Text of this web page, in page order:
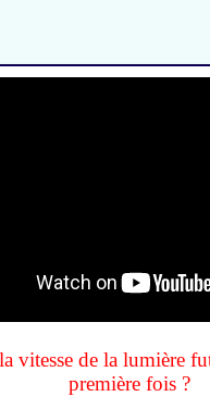
vitesse de la lumière
première fois ?